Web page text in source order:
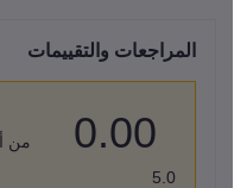
المراجعات والتقييمات
0.00
من
5.0